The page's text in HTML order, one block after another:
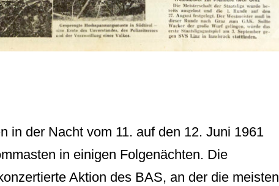
in der Nacht vom 11. auf den 12. Juni 1961
in einigen Folgenächten. Die
Aktion des BAS, an der die meisten